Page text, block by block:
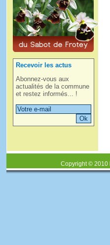
Recevoir les actus
Abonnez-vous aux
actualités de la commune
et restez informés... !
Copyright © 2010